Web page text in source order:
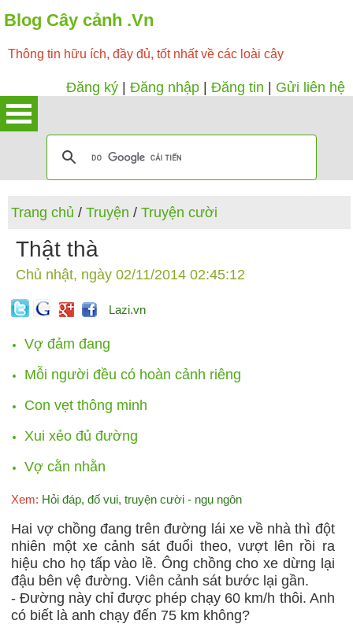
Blog Cây cảnh .Vn
Thông tin hữu ích, đầy đủ, tốt nhất về các loài cây
Đăng ký Đăng nhập Đăng tin Gửi liên hệ
Trang chủ /Truyện /Truyện cười
Thật thà
Chủ nhật, ngày 02/11/2014 02:45:12
Lazi.vn
Vợ đảm đang
Mỗi người đều có hoàn cảnh riêng
Con vẹt thông minh
Xui xẻo đủ đường
Vợ cằn nhằn
Xem: Hỏi đáp, đố vui, truyện cười - ngụ ngôn
Hai vợ chồng đang trên đường lái xe về nhà thì đột
nhiên một xe cảnh sát đuổi theo, vượt lên rồi ra
hiệu cho họ tấp vào lề. Ông chồng cho xe dừng lại
đậu bên vệ đường. Viên cảnh sát bước lại gần.
- Đường này chỉ được phép chạy 60 km/h thôi. Anh
có biết là anh chạy đến 75 km không?